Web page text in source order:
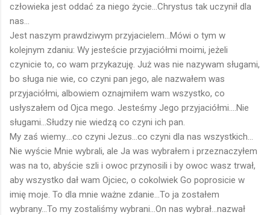
człowieka jest oddać za niego życie...Chrystus tak uczynił dla
nas...
Jest naszym prawdziwym przyjacielem...Mówi o tym w
kolejnym zdaniu: Wy jesteście przyjaciółmi moimi, jeżeli
czynicie to, co wam przykazuję. Już was nie nazywam sługami,
bo sługa nie wie, co czyni pan jego, ale nazwałem was
przyjaciółmi, albowiem oznajmiłem wam wszystko, co
usłyszałem od Ojca mego. Jesteśmy Jego przyjaciółmi....Nie
sługami...Słudzy nie wiedzą co czyni ich pan.
My zaś wiemy....co czyni Jezus...co czyni dla nas wszystkich...
Nie wyście Mnie wybrali, ale Ja was wybrałem i przeznaczyłem
was na to, abyście szli i owoc przynosili i by owoc wasz trwał,
aby wszystko dał wam Ojciec, o cokolwiek Go poprosicie w
imię moje. To dla mnie ważne zdanie...To ja zostałem
wybrany...To my zostaliśmy wybrani...On nas wybrał...nazwał